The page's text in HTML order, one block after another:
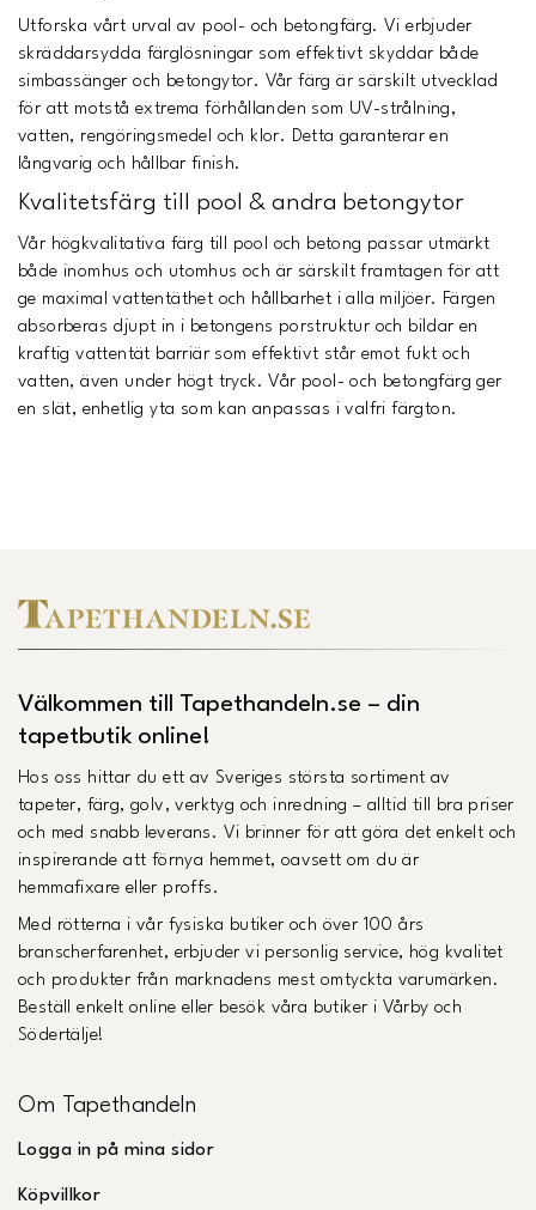
Utforska vårt urval av pool- och betongfärg. Vi erbjuder
skräddarsydda färglösningar som effektivt skyddar både
simbassänger och betongytor. Vår färg är särskilt utvecklad
för att motstå extrema förhållanden som UV-strålning,
vatten, rengöringsmedel och klor. Detta garanterar en
långvarig och hållbar finish.
Kvalitetsfärg till pool & andra betongytor
Vår högkvalitativa färg till pool och betong passar utmärkt
både inomhus och utomhus och är särskilt framtagen för att
ge maximal vattentäthet och hållbarhet i alla miljöer. Färgen
absorberas djupt in i betongens porstruktur och bildar en
kraftig vattentät barriär som effektivt står emot fukt och
vatten, även under högt tryck. Vår pool- och betongfärg ger
en slät, enhetlig yta som kan anpassas i valfri färgton.
Välkommen till Tapethandeln.se – din
tapetbutik online!
Hos oss hittar du ett av Sveriges största sortiment av
tapeter, färg, golv, verktyg och inredning – alltid till bra priser
och med snabb leverans. Vi brinner för att göra det enkelt och
inspirerande att förnya hemmet, oavsett om du är
hemmafixare eller proffs.
Med rötterna i vår fysiska butiker och över 100 års
branscherfarenhet, erbjuder vi personlig service, hög kvalitet
och produkter från marknadens mest omtyckta varumärken.
Beställ enkelt online eller besök våra butiker i Vårby och
Södertälje!
Om Tapethandeln
Logga in på mina sidor
Köpvillkor